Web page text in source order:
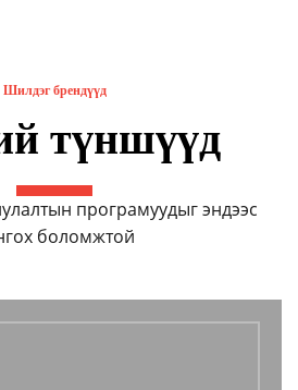
Шилдэг брендүүд
түншүүд
програмуудыг эндээс
боломжтой